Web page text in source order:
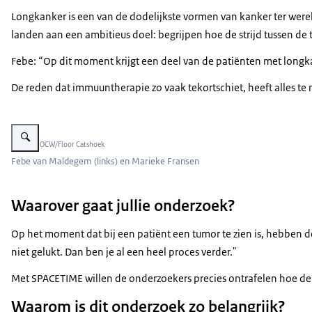
Longkanker is een van de dodelijkste vormen van kanker ter
landen aan een ambitieus doel: begrijpen hoe de strijd tussen
Febe: “Op dit moment krijgt een deel van de patiënten met
De reden dat immuuntherapie zo vaak tekortschiet, heeft alles
Vergroot afbeelding Portret van een Febe en Marieke in de hal van de
Beeld: © OCW/Floor Catshoek
Febe van Maldegem (links) en Marieke Fransen
Waarover gaat jullie onderzoek?
Op het moment dat bij een patiënt een tumor te zien is, hebben
niet gelukt. Dan ben je al een heel proces verder."
Met SPACETIME willen de onderzoekers precies ontrafelen hoe
Waarom is dit onderzoek zo belangrijk?